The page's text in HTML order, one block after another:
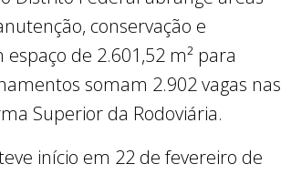
conservação e
de 2.601,52 m² para
somam 2.902 vagas nas
Superior da Rodoviária.
início em 22 de fevereiro de